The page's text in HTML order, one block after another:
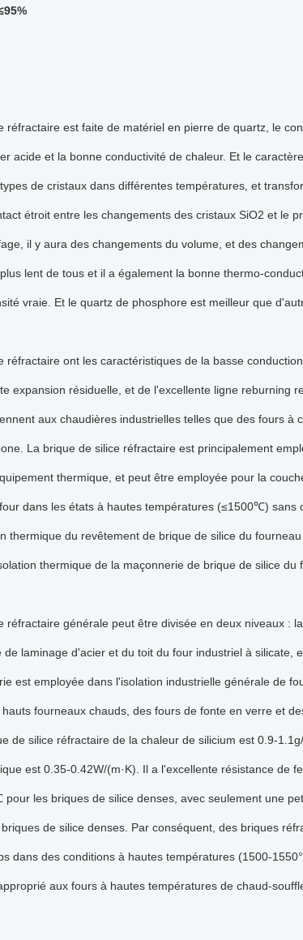
réfractaire est faite de matériel en pierre de quartz, le
acide et la bonne conductivité de chaleur. Et le
de cristaux dans différentes températures, et
étroit entre les changements des cristaux SiO2 et le
il y aura des changements du volume, et des
lent de tous et il a également la bonne thermo-
vraie. Et le quartz de phosphore est meilleur que
réfractaire ont les caractéristiques de la basse
expansion résiduelle, et de l'excellente ligne reburning
aux chaudières industrielles telles que des fours
La brique de silice réfractaire est principalement
thermique, et peut être employée pour la
dans les états à hautes températures (≤1500℃) sans
thermique du revêtement de brique de silice du
thermique de la maçonnerie de brique de silice du
réfractaire générale peut être divisée en deux niveaux :
de laminage d'acier et du toit du four industriel à silicate,
est employée dans l'isolation industrielle générale de
fourneaux chauds, des fours de fonte en verre et
de silice réfractaire de la chaleur de silicium est 0.9-
est 0.35-0.42W/(m·K). Il a l'excellente résistance de
les briques de silice denses, avec seulement une
de silice denses. Par conséquent, des briques
dans des conditions à hautes températures (1500-
aux fours à hautes températures de chaud-